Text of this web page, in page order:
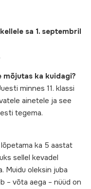
sa 1. septembril
mõjutas ka kuidagi?
minnes 11. klassi
ainetele ja see
tegema.
ka 5 aastat
sellel kevadel
Muidu oleksin juba
– võta aega – nüüd on